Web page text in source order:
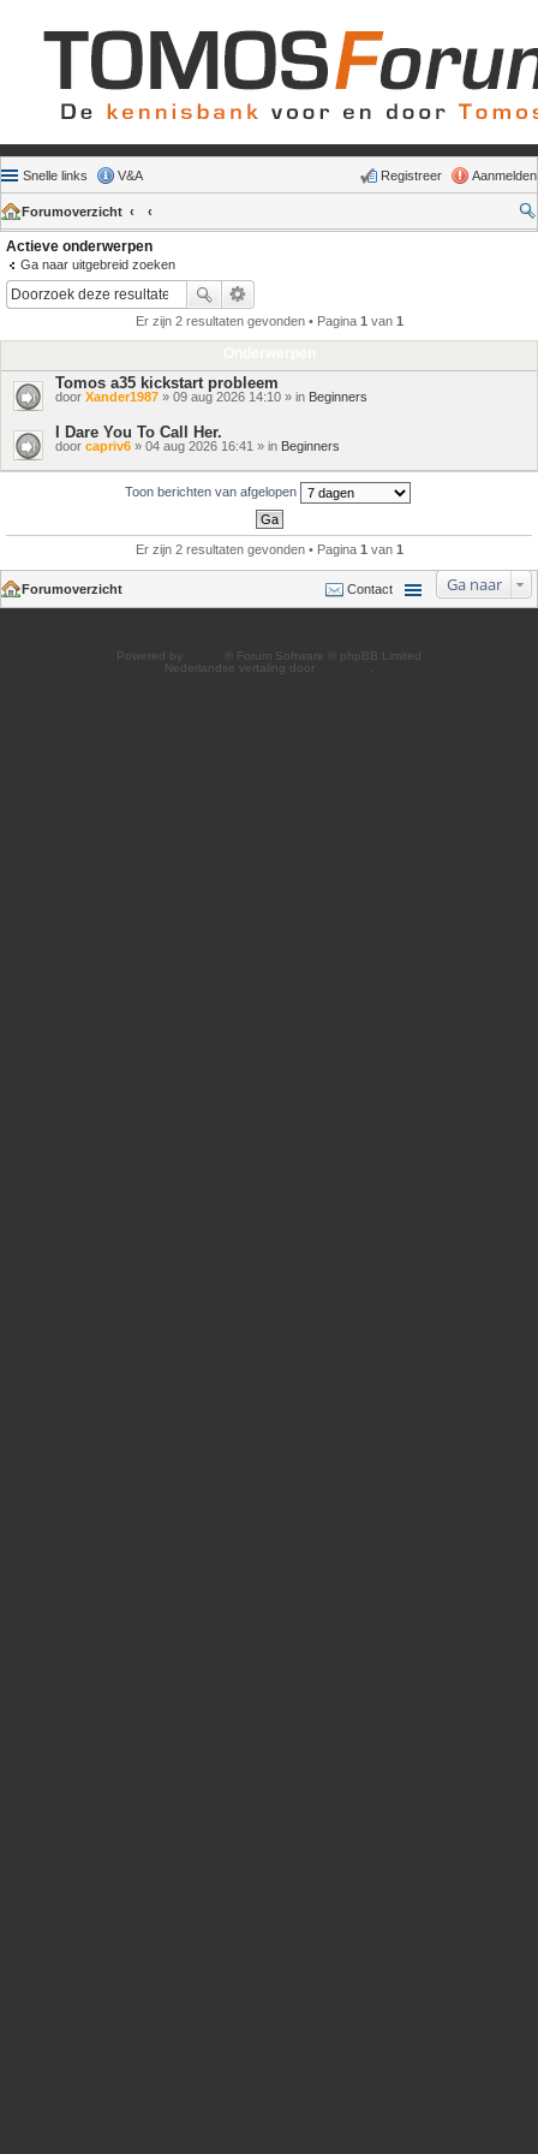
Snelle links V&A Aanmelden
Registreer
Forumoverzicht
Actieve onderwerpen
Ga naar uitgebreid zoeken
Er zijn 2 resultaten gevonden • Pagina 1 van 1
Tomos a35 kickstart probleem
door Xander1987 » 09 aug 2026 14:10 » in Beginners
I Dare You To Call Her.
door capriv6 » 04 aug 2026 16:41 » in Beginners
Toon berichten van afgelopen
Er zijn 2 resultaten gevonden • Pagina 1 van 1
Ga naar
Forumoverzicht Contact
Powered by
® Forum Software © phpBB Limited
Nederlandse vertaling door